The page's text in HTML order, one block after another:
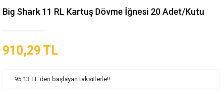
Big Shark 11 RL Kartuş Dövme İğnesi 20 Adet/Kutu
910,29 TL
95,13 TL den başlayan taksitlerle!!